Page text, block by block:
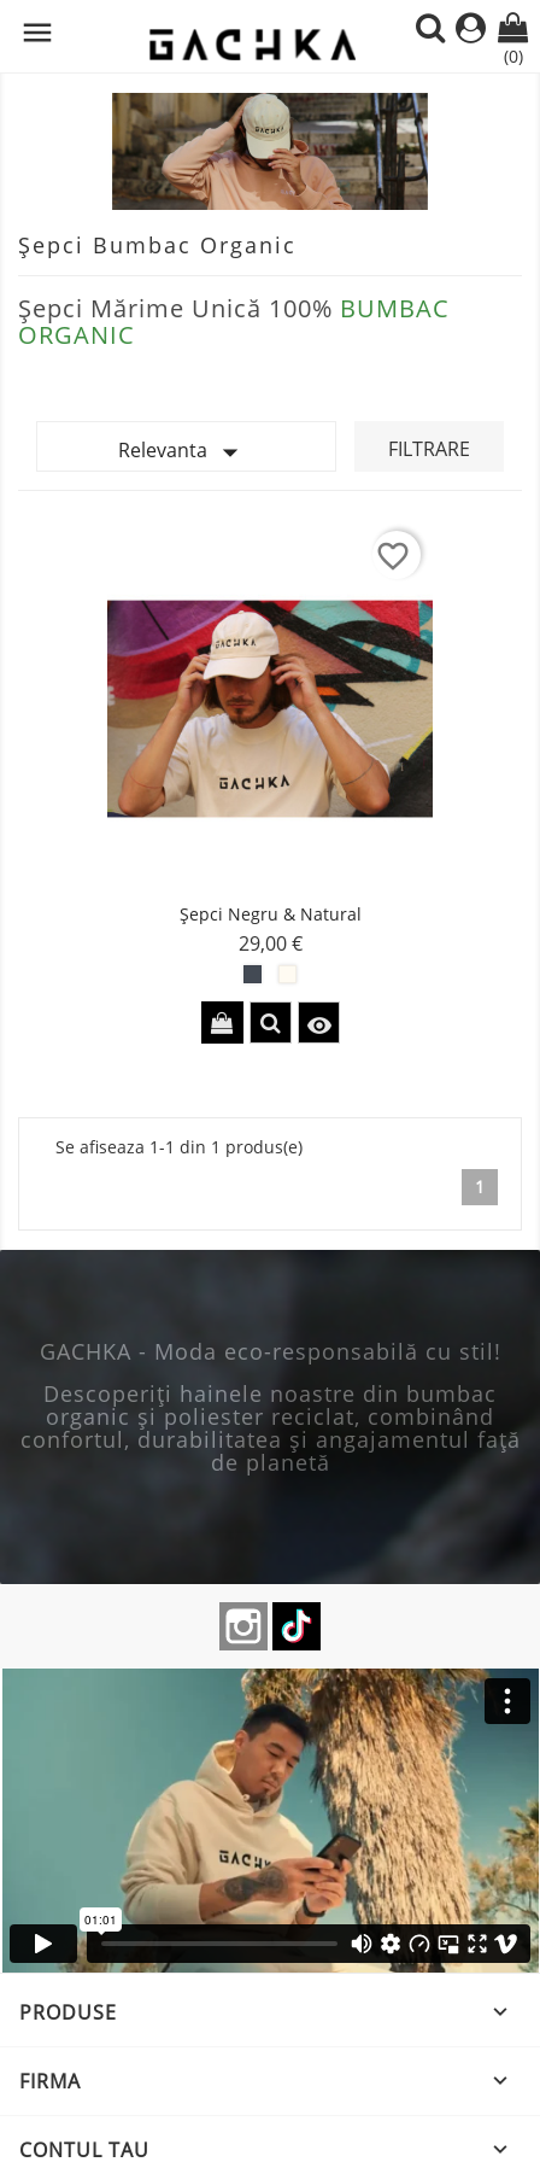

(0)
Șepci Bumbac Organic
Șepci Mărime Unică 100% BUMBAC
ORGANIC
Relevanta  FILTRARE
favorite_border
Șepci Negru & Natural
Pret
29,00 €

Se afiseaza 1-1 din 1 produs(e)
1
GACHKA - Moda eco-responsabilă cu stil!
Descoperiți hainele noastre din bumbac
organic și poliester reciclat, combinând
confortul, durabilitatea și angajamentul față
de planetă
Instagram
PRODUSE 
FIRMA 
CONTUL TAU 